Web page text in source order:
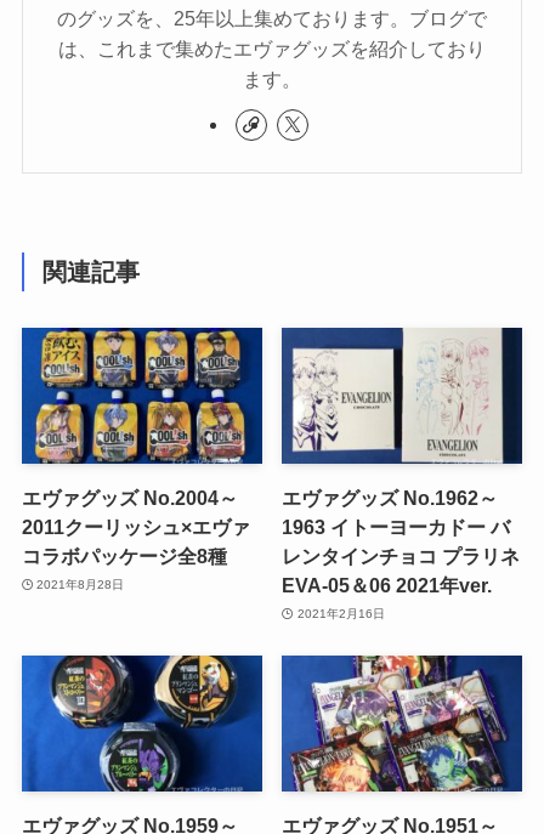
のグッズを、25年以上集めております。ブログで
は、これまで集めたエヴァグッズを紹介しており
ます。
関連記事
エヴァグッズ No.2004～
2011クーリッシュ×エヴァ
コラボパッケージ全8種
2021年8月28日
エヴァグッズ No.1962～
1963 イトーヨーカドー バ
レンタインチョコ プラリネ
EVA-05＆06 2021年ver.
2021年2月16日
エヴァグッズ No.1959～ エヴァグッズ No.1951～